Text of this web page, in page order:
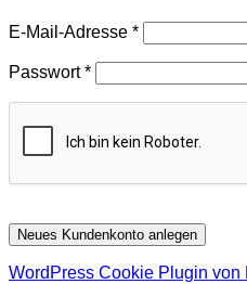
E-Mail-Adresse *Erforderlich
Passwort*Erforderlich
Neues Kundenkonto anlegen
WordPress Cookie Plugin